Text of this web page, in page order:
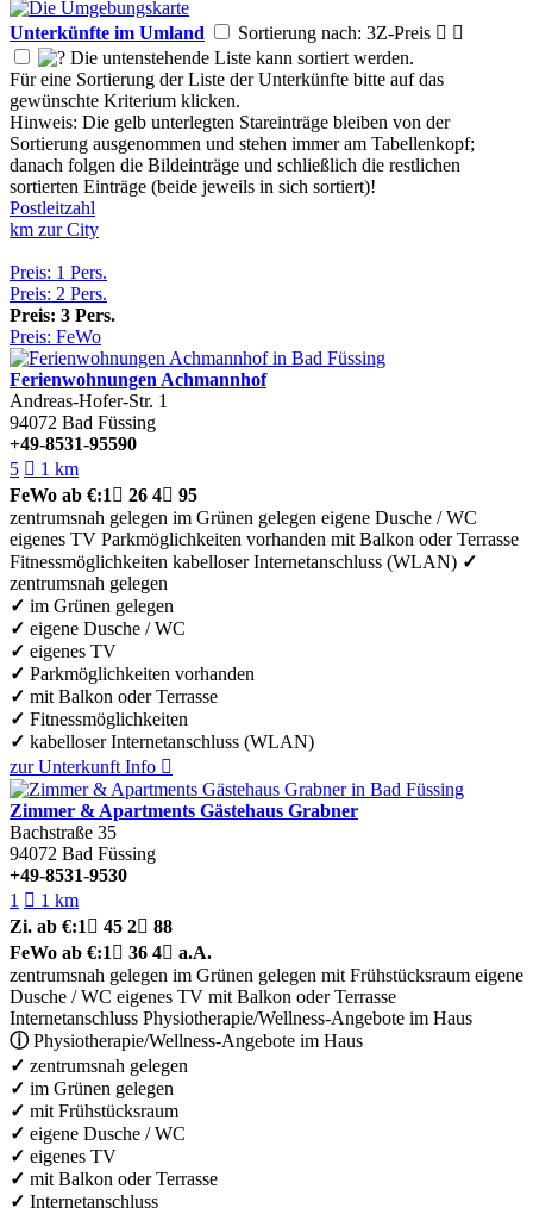
Unterkünfte im Umland Sortierung nach: 3Z-Preis  
Die untenstehende Liste kann sortiert werden.
Für eine Sortierung der Liste der Unterkünfte bitte auf das
gewünschte Kriterium klicken.
Hinweis: Die gelb unterlegten Stareinträge bleiben von der
Sortierung ausgenommen und stehen immer am Tabellenkopf;
danach folgen die Bildeinträge und schließlich die restlichen
sortierten Einträge (beide jeweils in sich sortiert)!
Postleitzahl
km zur City
Preis: 1 Pers.
Preis: 2 Pers.
Preis: 3 Pers.
Preis: FeWo
Ferienwohnungen Achmannhof
Andreas-Hofer-Str. 1
94072 Bad Füssing
+49-8531-95590
5  1 km
FeWo ab €:1  26 4 95
zentrumsnah gelegen im Grünen gelegen eigene Dusche / WC
eigenes TV Parkmöglichkeiten vorhanden mit Balkon oder Terrasse
Fitnessmöglichkeiten kabelloser Internetanschluss (WLAN) ✓
zentrumsnah gelegen
✓ im Grünen gelegen
✓ eigene Dusche / WC
✓ eigenes TV
✓ Parkmöglichkeiten vorhanden
✓ mit Balkon oder Terrasse
✓ Fitnessmöglichkeiten
✓ kabelloser Internetanschluss (WLAN)
zur Unterkunft Info 
Zimmer & Apartments Gästehaus Grabner
Bachstraße 35
94072 Bad Füssing
+49-8531-9530
1  1 km
Zi. ab €:1  45 2 88
FeWo ab €:1  36 4 a.A.
zentrumsnah gelegen im Grünen gelegen mit Frühstücksraum eigene
Dusche / WC eigenes TV mit Balkon oder Terrasse
Internetanschluss Physiotherapie/Wellness-Angebote im Haus
ⓘPhysiotherapie/Wellness-Angebote im Haus
✓ zentrumsnah gelegen
✓ im Grünen gelegen
✓ mit Frühstücksraum
✓ eigene Dusche / WC
✓ eigenes TV
✓ mit Balkon oder Terrasse
✓ Internetanschluss